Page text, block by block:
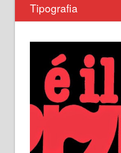
Tipografia